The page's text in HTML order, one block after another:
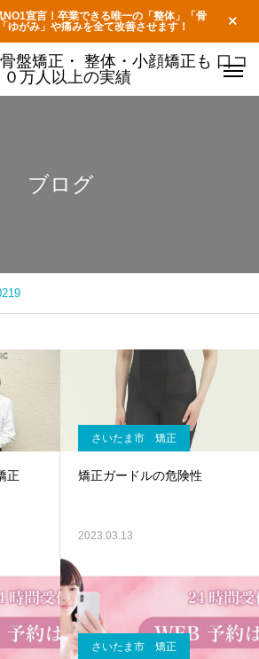
宣言！卒業できる唯一の「整体」「骨
ゆがみ」や痛みを全て改善させます！
盤矯正・ 整体・小顔矯正も 口コ
万人以上の実績
ブログ
正
さいたま市 矯正
矯正ガードルの危険性
2023.03.13
さいたま市 矯正